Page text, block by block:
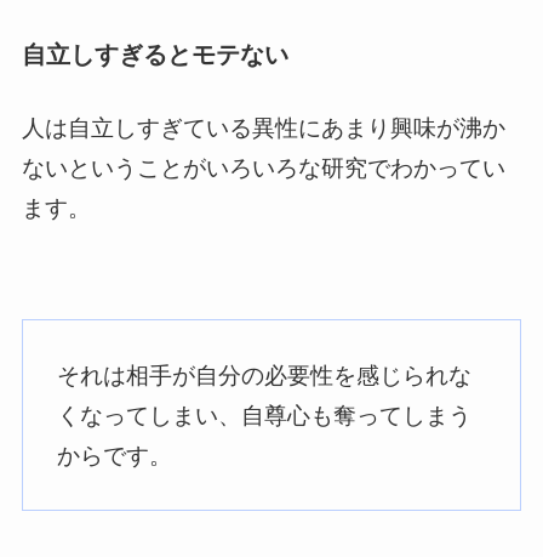
自立しすぎるとモテない
人は自立しすぎている異性にあまり興味が沸か
ないということがいろいろな研究でわかってい
ます。
それは相手が自分の必要性を感じられな
くなってしまい、自尊心も奪ってしまう
からです。